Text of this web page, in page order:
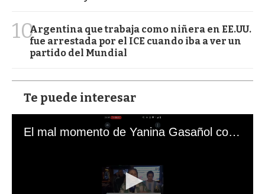
10Argentina que trabaja como niñera en EE.UU.
fue arrestada por el ICE cuando iba a ver un
partido del Mundial
Te puede interesar
El mal momento de Yanina Gasañol con un hincha argentino en "Subrayado"